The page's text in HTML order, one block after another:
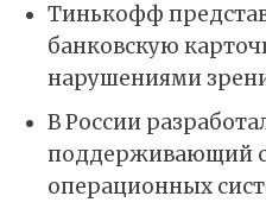
Тинькофф
банковскую
нарушениями
В России
поддерживающий
операционных